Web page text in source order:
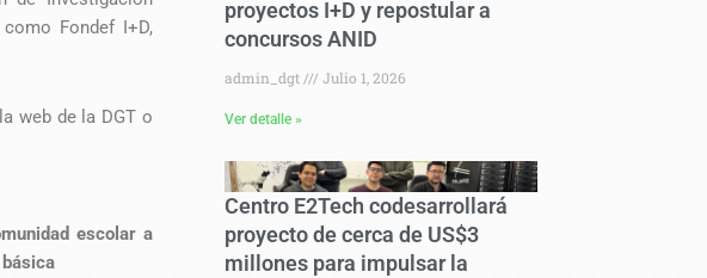
Fondef I+D,
web de la DGT o
escolar a
proyectos I+D y repostular a
concursos ANID
admin_dgt Julio 1, 2026
Ver detalle »
Centro E2Tech codesarrollará
proyecto de cerca de US$3
millones para impulsar la